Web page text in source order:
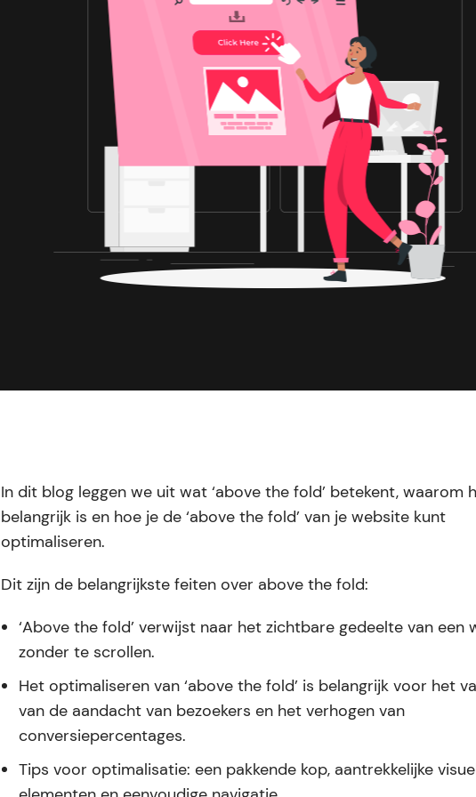
In dit blog leggen we uit wat ‘above the fold’ betekent, waarom
belangrijk is en hoe je de ‘above the fold’ van je website kunt
optimaliseren.
Dit zijn de belangrijkste feiten over above the fold:
‘Above the fold’ verwijst naar het zichtbare gedeelte van een
zonder te scrollen.
Het optimaliseren van ‘above the fold’ is belangrijk voor het
van de aandacht van bezoekers en het verhogen van
conversiepercentages.
Tips voor optimalisatie: een pakkende kop, aantrekkelijke